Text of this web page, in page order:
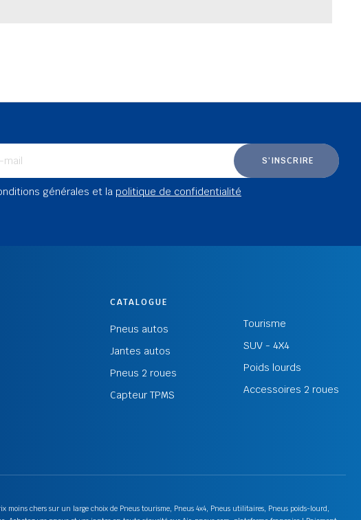
S'INSCRIRE
générales et la politique de confidentialité
CATALOGUE
Pneus autos
Jantes autos
Pneus 2 roues
Capteur TPMS
Tourisme
SUV - 4X4
Poids lourds
Accessoires 2 roues
chers sur un large choix de Pneus tourisme, Pneus 4x4, Pneus utilitaires, Pneus poids-lourd,